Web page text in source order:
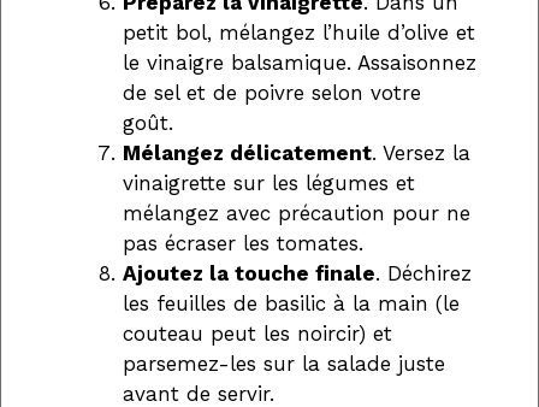
petit bol, mélangez l’huile d’olive et
le vinaigre balsamique. Assaisonnez
de sel et de poivre selon votre
goût.
Mélangez délicatement. Versez la
vinaigrette sur les légumes et
mélangez avec précaution pour ne
pas écraser les tomates.
Ajoutez la touche finale. Déchirez
les feuilles de basilic à la main (le
couteau peut les noircir) et
parsemez-les sur la salade juste
avant de servir.